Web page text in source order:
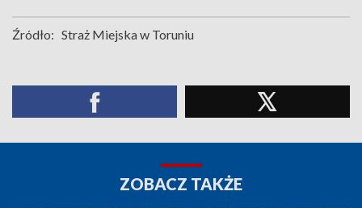
Źródło: Straż Miejska w Toruniu
ZOBACZ TAKŻE